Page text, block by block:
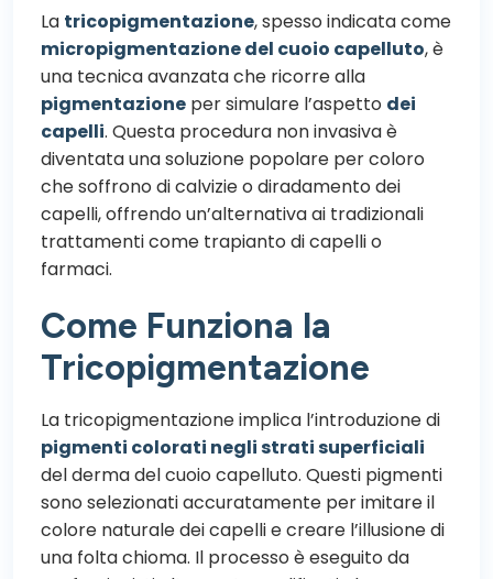
La tricopigmentazione, spesso indicata come
micropigmentazione del cuoio capelluto, è
una tecnica avanzata che ricorre alla
pigmentazione per simulare l’aspetto dei
capelli. Questa procedura non invasiva è
diventata una soluzione popolare per coloro
che soffrono di calvizie o diradamento dei
capelli, offrendo un’alternativa ai tradizionali
trattamenti come trapianto di capelli o
farmaci.
Come Funziona la
Tricopigmentazione
La tricopigmentazione implica l’introduzione di
pigmenti colorati negli strati superficiali
del derma del cuoio capelluto. Questi pigmenti
sono selezionati accuratamente per imitare il
colore naturale dei capelli e creare l’illusione di
una folta chioma. Il processo è eseguito da